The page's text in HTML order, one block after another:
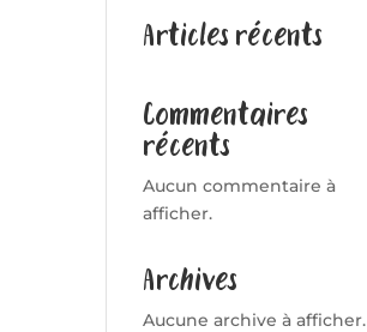
Articles récents
Commentaires
récents
Aucun commentaire à
afficher.
Archives
Aucune archive à afficher.